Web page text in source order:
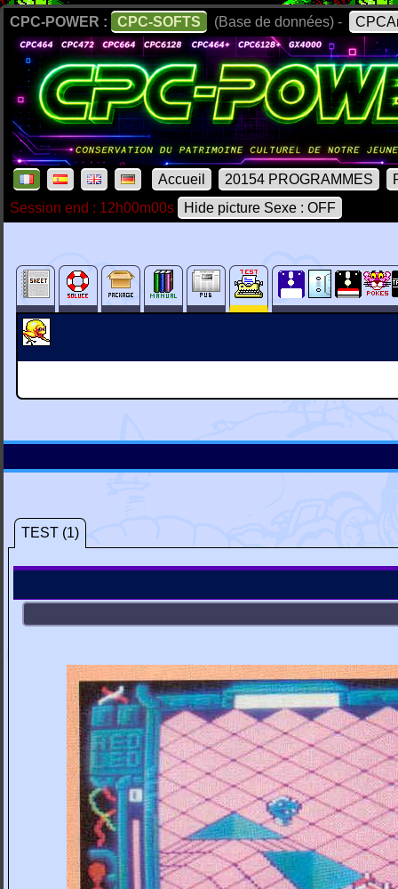
CPC-POWER : CPC-SOFTS (Base de données) -
Accueil 20154 PROGRAMMES
Session end : 12h00m00s
Hide picture Sexe : OFF
TEST (1)